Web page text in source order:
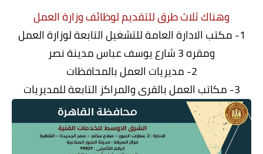
وهناك ثلاث طرق للتقديم لوظائف وزارة العمل
1- مكتب الادارة العامة للتشغيل التابعة لوزارة العمل
ومقره 3 شارع يوسف عباس مدينة نصر
2- مديريات العمل بالمحافظات
3- مكاتب العمل بالقرى والمراكز التابعة للمديريات